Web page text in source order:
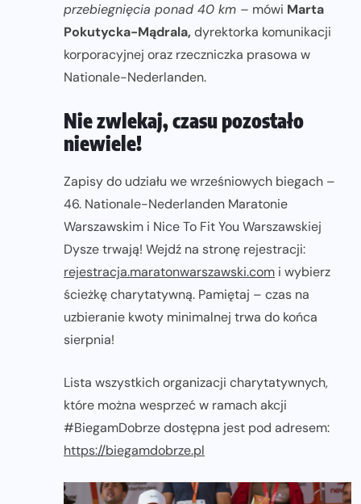
przebiegnięcia ponad 40 km – mówi Marta
Pokutycka-Mądrala, dyrektorka komunikacji
korporacyjnej oraz rzeczniczka prasowa w
Nationale-Nederlanden.
Nie zwlekaj, czasu pozostało
niewiele!
Zapisy do udziału we wrześniowych biegach –
46. Nationale-Nederlanden Maratonie
Warszawskim i Nice To Fit You Warszawskiej
Dysze trwają! Wejdź na stronę rejestracji:
rejestracja.maratonwarszawski.com i wybierz
ścieżkę charytatywną. Pamiętaj – czas na
uzbieranie kwoty minimalnej trwa do końca
sierpnia!
Lista wszystkich organizacji charytatywnych,
które można wesprzeć w ramach akcji
#BiegamDobrze dostępna jest pod adresem:
https://biegamdobrze.pl